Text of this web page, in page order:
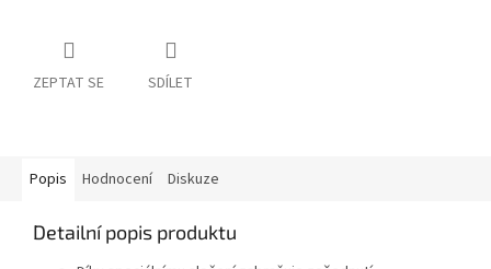
ZEPTAT SE SDÍLET
Popis Hodnocení Diskuze
Detailní popis produktu